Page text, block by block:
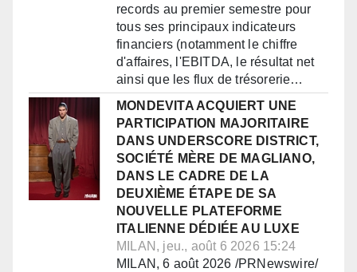
records au premier semestre pour
tous ses principaux indicateurs
financiers (notamment le chiffre
d'affaires, l'EBITDA, le résultat net
ainsi que les flux de trésorerie…
MONDEVITA ACQUIERT UNE
PARTICIPATION MAJORITAIRE
DANS UNDERSCORE DISTRICT,
SOCIÉTÉ MÈRE DE MAGLIANO,
DANS LE CADRE DE LA
DEUXIÈME ÉTAPE DE SA
NOUVELLE PLATEFORME
ITALIENNE DÉDIÉE AU LUXE
MILAN, jeu., août 6 2026 15:24
MILAN, 6 août 2026 /PRNewswire/